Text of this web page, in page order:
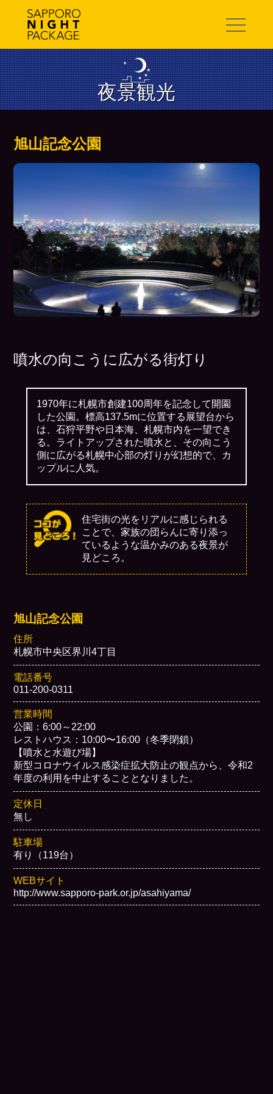
toggle
navigation
旭山記念公園
噴水の向こうに広がる街灯り
1970年に札幌市創建100周年を記念して開園
した公園。標高137.5mに位置する展望台から
は、石狩平野や日本海、札幌市内を一望でき
る。ライトアップされた噴水と、その向こう
側に広がる札幌中心部の灯りが幻想的で、カ
ップルに人気。
住宅街の光をリアルに感じられる
ことで、家族の団らんに寄り添っ
ているような温かみのある夜景が
見どころ。
旭山記念公園
住所
札幌市中央区界川4丁目
電話番号
011-200-0311
営業時間
公園：6:00～22:00
レストハウス：10:00〜16:00（冬季閉鎖）
【噴水と水遊び場】
新型コロナウイルス感染症拡大防止の観点から、令和2
年度の利用を中止することとなりました。
定休日
無し
駐車場
有り（119台）
WEBサイト
http://www.sapporo-park.or.jp/asahiyama/